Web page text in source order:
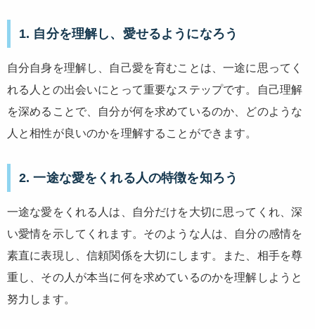
1. 自分を理解し、愛せるようになろう
自分自身を理解し、自己愛を育むことは、一途に思ってく
れる人との出会いにとって重要なステップです。自己理解
を深めることで、自分が何を求めているのか、どのような
人と相性が良いのかを理解することができます。
2. 一途な愛をくれる人の特徴を知ろう
一途な愛をくれる人は、自分だけを大切に思ってくれ、深
い愛情を示してくれます。そのような人は、自分の感情を
素直に表現し、信頼関係を大切にします。また、相手を尊
重し、その人が本当に何を求めているのかを理解しようと
努力します。